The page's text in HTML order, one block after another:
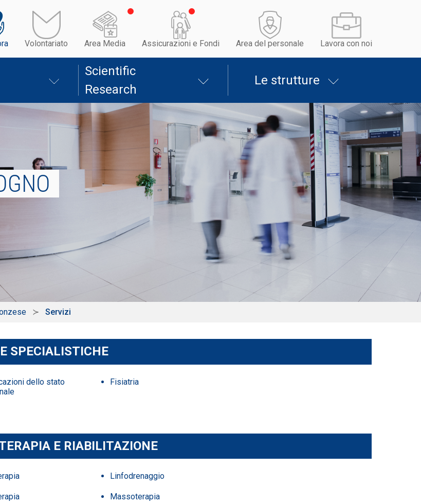
Volontariato Area Media Assicurazioni e Fondi Area del personale Lavora con noi
Scientific
Research
Le strutture
Servizi
SPECIALISTICHE
dello stato
Fisiatria
E RIABILITAZIONE
Linfodrenaggio
Massoterapia